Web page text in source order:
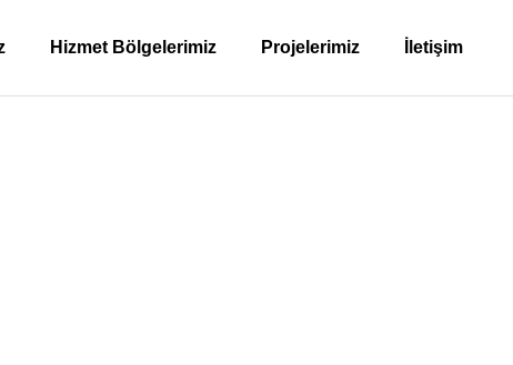
Hizmet Bölgelerimiz Projelerimiz İletişim